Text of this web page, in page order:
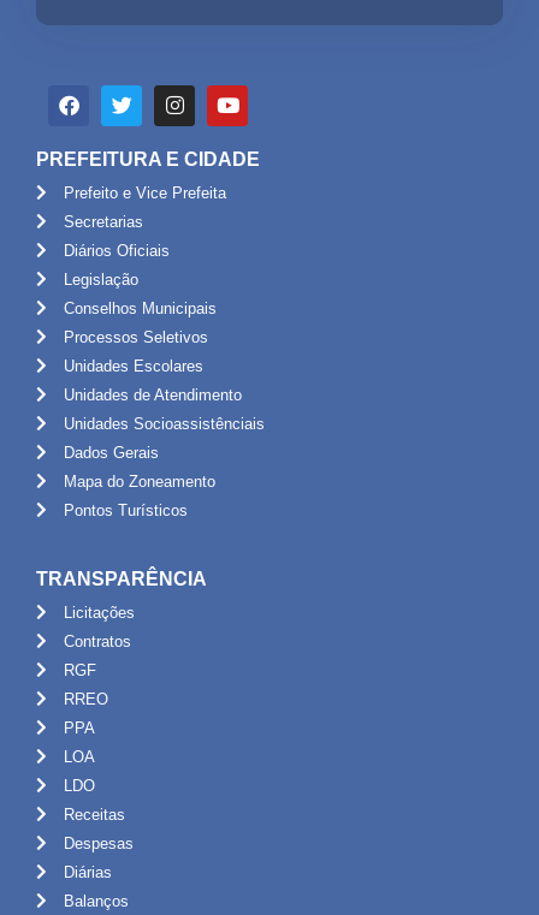
PREFEITURA E CIDADE
Prefeito e Vice Prefeita
Secretarias
Diários Oficiais
Legislação
Conselhos Municipais
Processos Seletivos
Unidades Escolares
Unidades de Atendimento
Unidades Socioassistênciais
Dados Gerais
Mapa do Zoneamento
Pontos Turísticos
TRANSPARÊNCIA
Licitações
Contratos
RGF
RREO
PPA
LOA
LDO
Receitas
Despesas
Diárias
Balanços